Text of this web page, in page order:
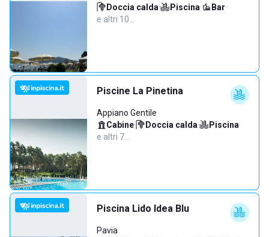
Doccia calda· Piscina· Bar·
e altri 10…
Piscine La Pinetina
Appiano Gentile
Cabine· Doccia calda· Piscina·
e altri 7…
Piscina Lido Idea Blu
Pavia